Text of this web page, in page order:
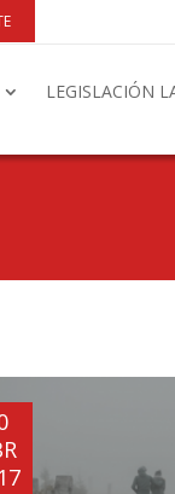
LEGISLACIÓN